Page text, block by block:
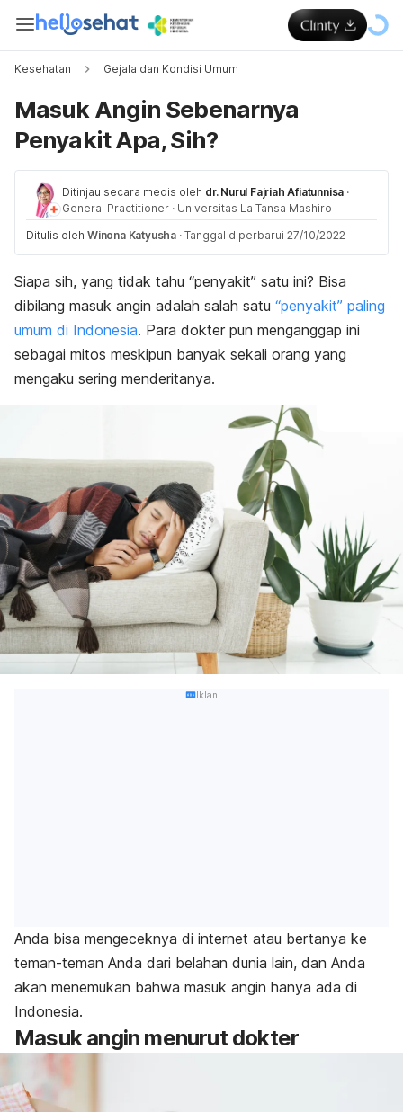
Kesehatan Gejala dan Kondisi Umum
Masuk Angin Sebenarnya
Penyakit Apa, Sih?
Ditinjau secara medis oleh dr. Nurul Fajriah Afiatunnisa ·
General Practitioner · Universitas La Tansa Mashiro
Ditulis oleh Winona Katyusha · Tanggal diperbarui 27/10/2022
Siapa sih, yang tidak tahu “penyakit” satu ini? Bisa
dibilang masuk angin adalah salah satu “penyakit” paling
umum di Indonesia. Para dokter pun menganggap ini
sebagai mitos meskipun banyak sekali orang yang
mengaku sering menderitanya.
Iklan
Anda bisa mengeceknya di internet atau bertanya ke
teman-teman Anda dari belahan dunia lain, dan Anda
akan menemukan bahwa masuk angin hanya ada di
Indonesia.
Masuk angin menurut dokter